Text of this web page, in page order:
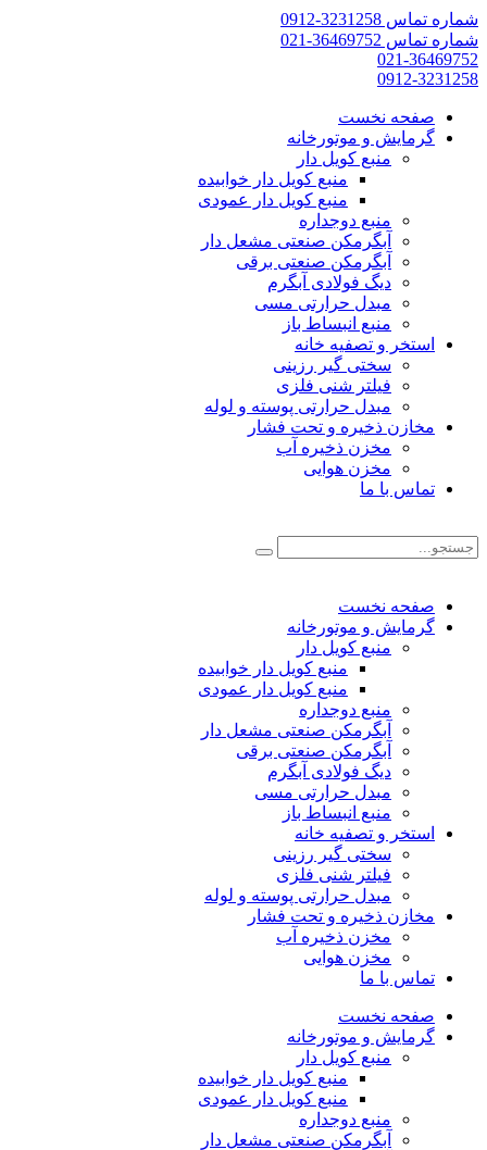
شماره تماس 3231258-0912
شماره تماس 36469752-021
021-36469752
0912-3231258
صفحه نخست
گرمایش و موتورخانه
منبع کویل دار
منبع کویل دار خوابیده
منبع کویل دار عمودی
منبع دوجداره
آبگرمکن صنعتی مشعل دار
آبگرمکن صنعتی برقی
دیگ فولادی آبگرم
مبدل حرارتی مسی
منبع انبساط باز
استخر و تصفیه خانه
سختی گیر رزینی
فیلتر شنی فلزی
مبدل حرارتی پوسته و لوله
مخازن ذخیره و تحت فشار
مخزن ذخیره آب
مخزن هوایی
تماس با ما
صفحه نخست
گرمایش و موتورخانه
منبع کویل دار
منبع کویل دار خوابیده
منبع کویل دار عمودی
منبع دوجداره
آبگرمکن صنعتی مشعل دار
آبگرمکن صنعتی برقی
دیگ فولادی آبگرم
مبدل حرارتی مسی
منبع انبساط باز
استخر و تصفیه خانه
سختی گیر رزینی
فیلتر شنی فلزی
مبدل حرارتی پوسته و لوله
مخازن ذخیره و تحت فشار
مخزن ذخیره آب
مخزن هوایی
تماس با ما
صفحه نخست
گرمایش و موتورخانه
منبع کویل دار
منبع کویل دار خوابیده
منبع کویل دار عمودی
منبع دوجداره
آبگرمکن صنعتی مشعل دار